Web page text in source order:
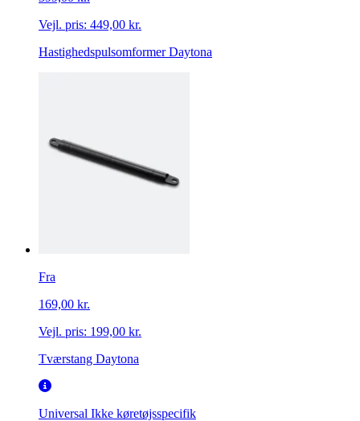
Vejl. pris: 449,00 kr.
Hastighedspulsomformer Daytona
Fra
169,00 kr.
Vejl. pris: 199,00 kr.
Tværstang Daytona
Universal Ikke køretøjsspecifik